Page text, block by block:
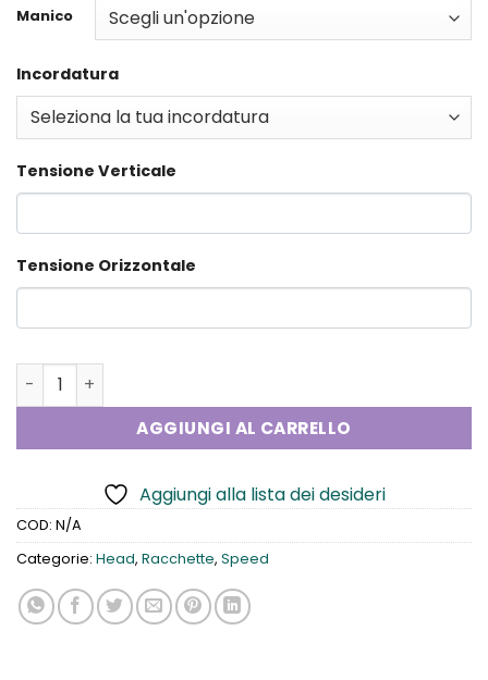
Manico
Incordatura
Tensione Verticale
Tensione Orizzontale
Head Speed MP 2026 quantità
AGGIUNGI AL CARRELLO
Aggiungi alla lista dei desideri
COD: N/A
Categorie: Head, Racchette, Speed